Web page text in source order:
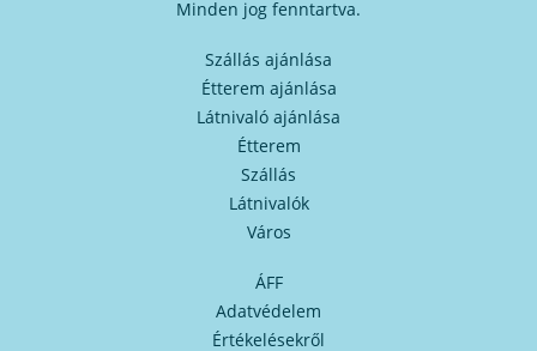
Minden jog fenntartva.
Szállás ajánlása
Étterem ajánlása
Látnivaló ajánlása
Étterem
Szállás
Látnivalók
Város
ÁFF
Adatvédelem
Értékelésekről